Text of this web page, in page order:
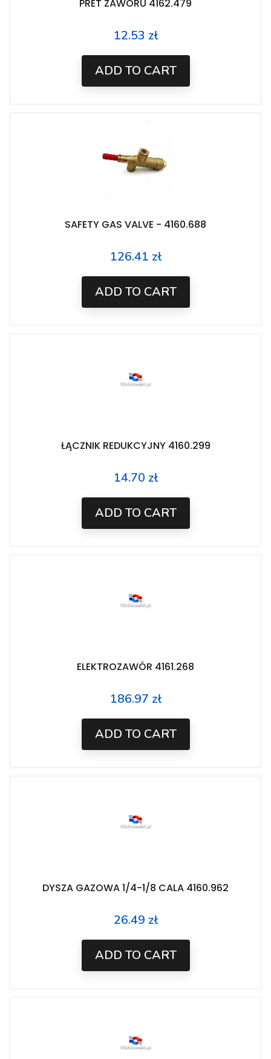
PRET ZAWORU 4162.479
Price
12.53 zł
ADD TO CART
SAFETY GAS VALVE - 4160.688
Price
126.41 zł
ADD TO CART
ŁĄCZNIK REDUKCYJNY 4160.299
Price
14.70 zł
ADD TO CART
ELEKTROZAWÓR 4161.268
Price
186.97 zł
ADD TO CART
DYSZA GAZOWA 1/4-1/8 CALA 4160.962
Price
26.49 zł
ADD TO CART